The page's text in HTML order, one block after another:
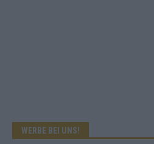
WERBE BEI UNS!